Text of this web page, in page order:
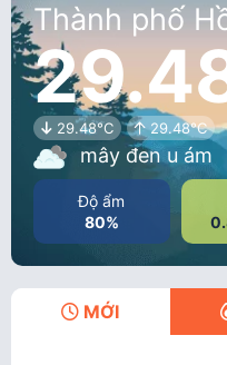
Thành phố
29.48°C 29.48°C
mây đen u ám
Độ ẩm
80%
MỚI